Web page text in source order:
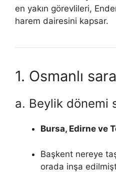
en yakın görevlileri,
harem dairesini kapsar.
1. Osmanlı
a. Beylik dönemi
Bursa, Edirne ve
Başkent nereye
orada inşa